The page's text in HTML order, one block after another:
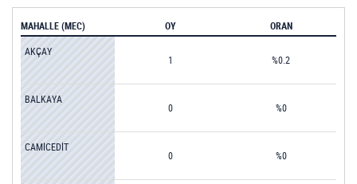
MAHALLE (MEC) OY
ORAN
AKÇAY
1 %0.2
BALKAYA
0 %0
CAMİCEDİT
0 %0